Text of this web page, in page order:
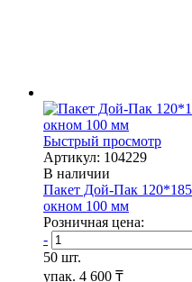
Быстрый просмотр
Артикул: 104229
В наличии
Пакет Дой-Пак
окном 100 мм
Розничная цена:
-
50 шт.
упак. 4 600 ₸